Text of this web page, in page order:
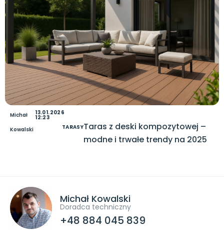
Michał
Kowalski
13.01.2026
12:23
TARASYTaras z deski kompozytowej –
modne i trwałe trendy na 2025
Michał Kowalski
Doradca techniczny
+48 884 045 839